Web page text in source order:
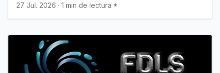
27 Jul. 2026 · 1 min de lectura